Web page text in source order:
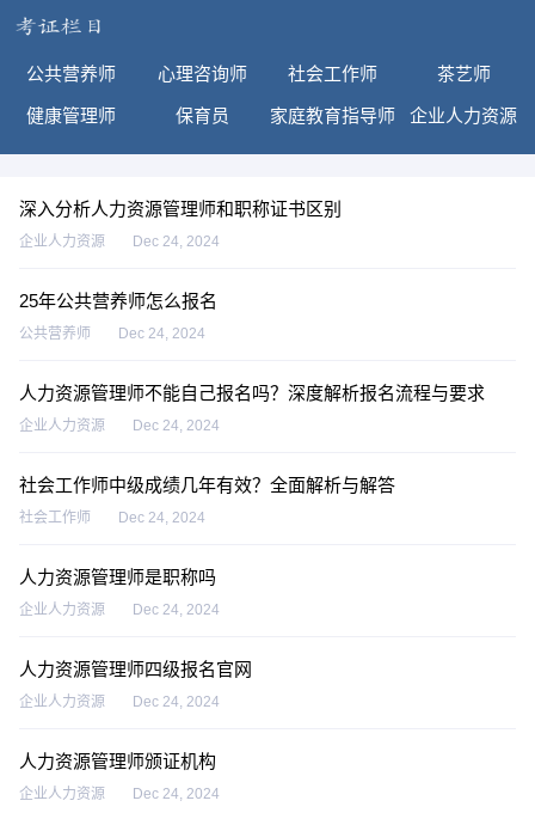
公共营养师 心理咨询师 社会工作师 茶艺师
健康管理师 保育员 家庭教育指导师 企业人力资源
深入分析人力资源管理师和职称证书区别
企业人力资源 Dec 24, 2024
25年公共营养师怎么报名
公共营养师 Dec 24, 2024
人力资源管理师不能自己报名吗？深度解析报名流程与要求
企业人力资源 Dec 24, 2024
社会工作师中级成绩几年有效？全面解析与解答
社会工作师 Dec 24, 2024
人力资源管理师是职称吗
企业人力资源 Dec 24, 2024
人力资源管理师四级报名官网
企业人力资源 Dec 24, 2024
人力资源管理师颁证机构
企业人力资源 Dec 24, 2024